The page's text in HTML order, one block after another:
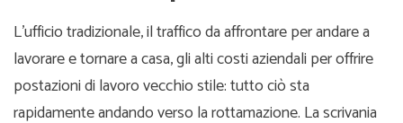
L’ufficio tradizionale, il traffico da affrontare per andare a
lavorare e tornare a casa, gli alti costi aziendali per offrire
postazioni di lavoro vecchio stile: tutto ciò sta
rapidamente andando verso la rottamazione. La scrivania